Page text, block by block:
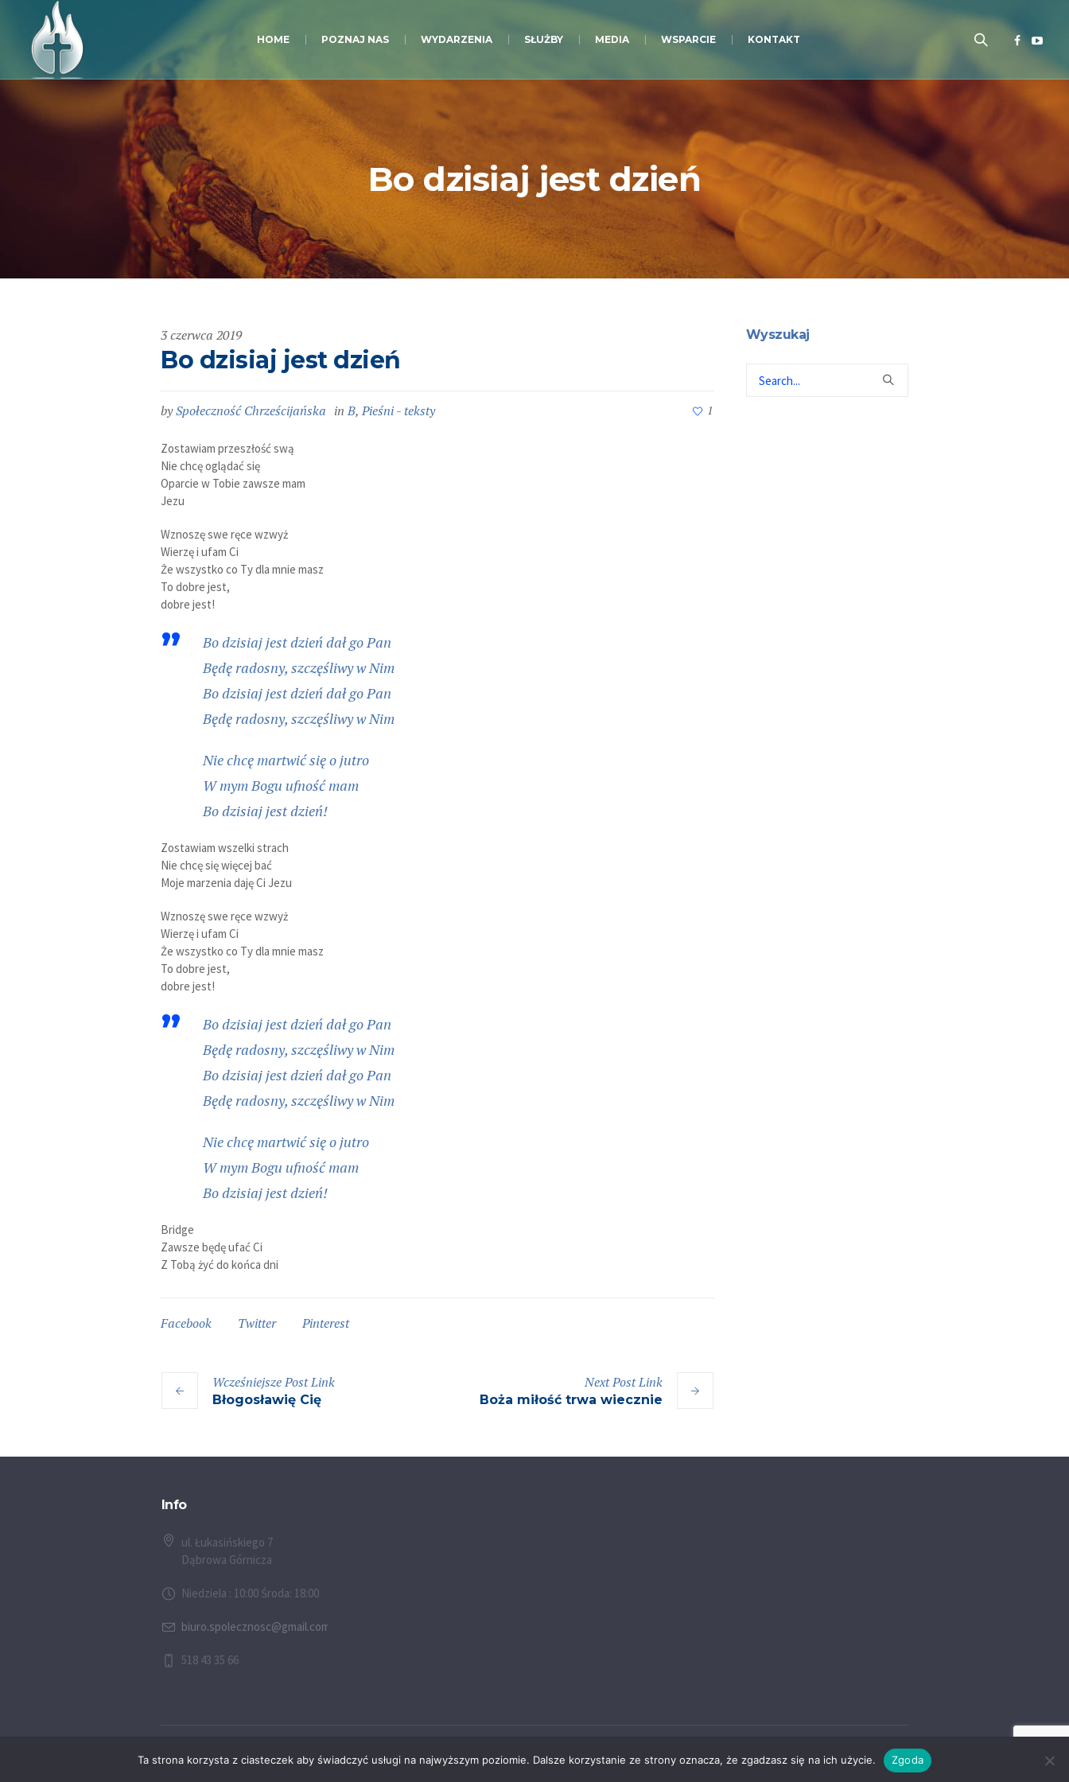
HOME POZNAJ NAS WYDARZENIA SŁUŻBY MEDIA WSPARCIE KONTAKT
Bo dzisiaj jest dzień
3 czerwca 2019
Bo dzisiaj jest dzień
bySpołeczność Chrześcijańska inB,Pieśni - teksty 1
Zostawiam przeszłość swą
Nie chcę oglądać się
Oparcie w Tobie zawsze mam
Jezu
Wznoszę swe ręce wzwyż
Wierzę i ufam Ci
Że wszystko co Ty dla mnie masz
To dobre jest,
dobre jest!
Bo dzisiaj jest dzień dał go Pan
Będę radosny, szczęśliwy w Nim
Bo dzisiaj jest dzień dał go Pan
Będę radosny, szczęśliwy w Nim
Nie chcę martwić się o jutro
W mym Bogu ufność mam
Bo dzisiaj jest dzień!
Zostawiam wszelki strach
Nie chcę się więcej bać
Moje marzenia daję Ci Jezu
Wznoszę swe ręce wzwyż
Wierzę i ufam Ci
Że wszystko co Ty dla mnie masz
To dobre jest,
dobre jest!
Bo dzisiaj jest dzień dał go Pan
Będę radosny, szczęśliwy w Nim
Bo dzisiaj jest dzień dał go Pan
Będę radosny, szczęśliwy w Nim
Nie chcę martwić się o jutro
W mym Bogu ufność mam
Bo dzisiaj jest dzień!
Bridge
Zawsze będę ufać Ci
Z Tobą żyć do końca dni
Facebook Twitter Pinterest
WcześniejszePostLink
Błogosławię Cię
NextPostLink
Boża miłość trwa wiecznie
Wyszukaj
Info
ul. Łukasińskiego 7
Dąbrowa Górnicza
Niedziela : 10:00 Środa: 18:00
biuro.spolecznosc@gmail.com
518 43 35 66
© 2026 Społeczność Chrześcijańska w Dąbrowie Górniczej
Ta strona korzysta z ciasteczek aby świadczyć usługi na najwyższym poziomie. Dalsze korzystanie ze strony oznacza, że zgadzasz się na ich użycie. Zgoda